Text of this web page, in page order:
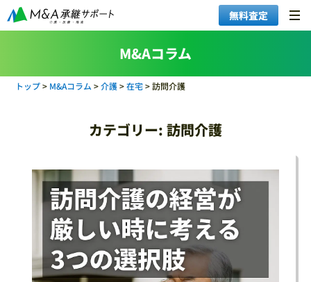
無料査定
M&Aコラム
トップ> M&Aコラム >介護>在宅>訪問介護
カテゴリー: 訪問介護